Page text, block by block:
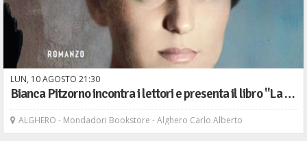
LUN, 10 AGOSTO 21 30
Bianca Pitzorno incontra i lettori e presenta il libro "La sonnambula" - Bompiani
ALGHERO - Mondadori Bookstore - Alghero Carlo Alberto